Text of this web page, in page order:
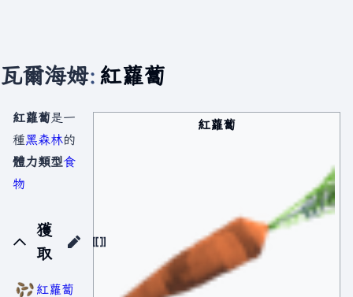
瓦爾海姆: 紅蘿蔔
紅蘿蔔
紅蘿蔔是一
種黑森林的
體力類型食
物
獲
取
紅蘿蔔